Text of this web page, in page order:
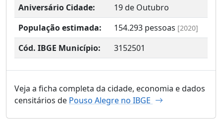
Aniversário Cidade:
19 de Outubro
População estimada:
154.293 pessoas [2020]
Cód. IBGE Município: 3152501
Veja a ficha completa da cidade, economia e dados
censitários de Pouso Alegre no IBGE